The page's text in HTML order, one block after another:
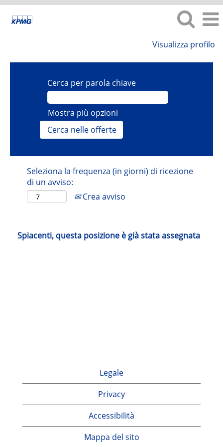
Visualizza profilo
Cerca per parola chiave
Mostra più opzioni
Seleziona la frequenza (in giorni) di ricezione
di un avviso:
Crea avviso
Spiacenti, questa posizione è già stata assegnata
Legale
Privacy
Accessibilità
Mappa del sito